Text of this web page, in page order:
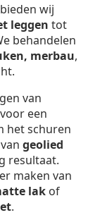
wij
leggen tot
behandelen
merbau,
van
voor een
het schuren
geolied
resultaat.
maken van
lak of
.